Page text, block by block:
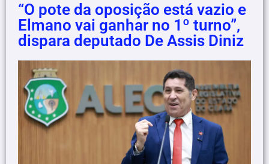
“O pote da oposição está vazio e
Elmano vai ganhar no 1º turno”,
dispara deputado De Assis Diniz